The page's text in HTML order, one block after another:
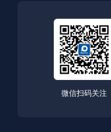
微信扫码关注